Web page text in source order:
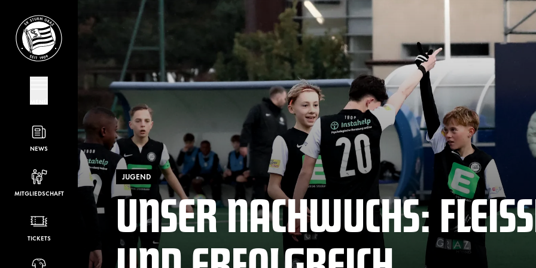
NEWS
MITGLIEDSCHAFT
TICKETS
JUGEND
UNSER NACHWUCHS: